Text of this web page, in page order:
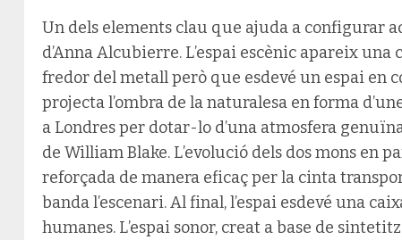
Un dels elements clau que ajuda a configurar
d’Anna Alcubierre. L’espai escènic apareix
fredor del metall però que esdevé un espai en
projecta l’ombra de la naturalesa en forma
a Londres per dotar-lo d’una atmosfera
de William Blake. L’evolució dels dos mons en
reforçada de manera eficaç per la cinta
banda l’escenari. Al final, l’espai esdevé una
humanes. L’espai sonor, creat a base de